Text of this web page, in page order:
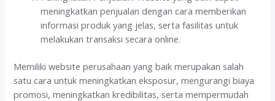
meningkatkan penjualan dengan cara memberikan
informasi produk yang jelas, serta fasilitas untuk
melakukan transaksi secara online.
Memiliki website perusahaan yang baik merupakan salah
satu cara untuk meningkatkan eksposur, mengurangi biaya
promosi, meningkatkan kredibilitas, serta mempermudah